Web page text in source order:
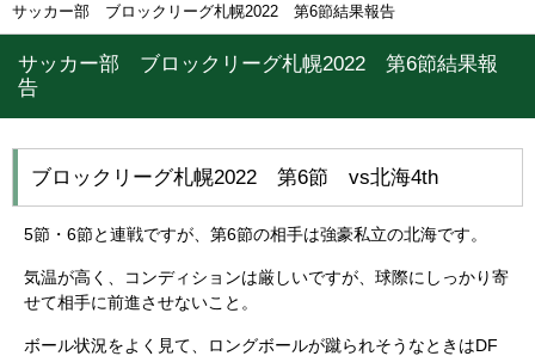
サッカー部 ブロックリーグ札幌2022 第6節結果報告
サッカー部 ブロックリーグ札幌2022 第6節結果報
告
ブロックリーグ札幌2022 第6節 vs北海4th
5節・6節と連戦ですが、第6節の相手は強豪私立の北海です。
気温が高く、コンディションは厳しいですが、球際にしっかり寄
せて相手に前進させないこと。
ボール状況をよく見て、ロングボールが蹴られそうなときはDF